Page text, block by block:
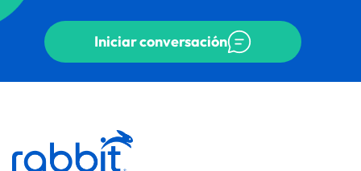
Iniciar conversación